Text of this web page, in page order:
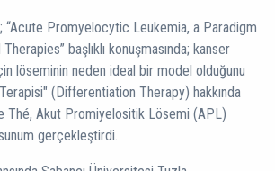
“Acute Promyelocytic Leukemia, a Paradigm
başlıklı konuşmasında; kanser
löseminin neden ideal bir model olduğunu
(Differentiation Therapy) hakkında
Thé, Akut Promiyelositik Lösemi (APL)
gerçekleştirdi.